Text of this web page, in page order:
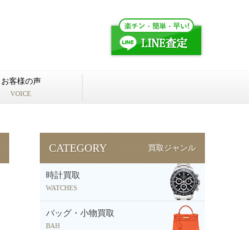
お客様の声
VOICE
CATEGORY 買取ジャンル
時計買取
WATCHES
バッグ・小物買取
BAH